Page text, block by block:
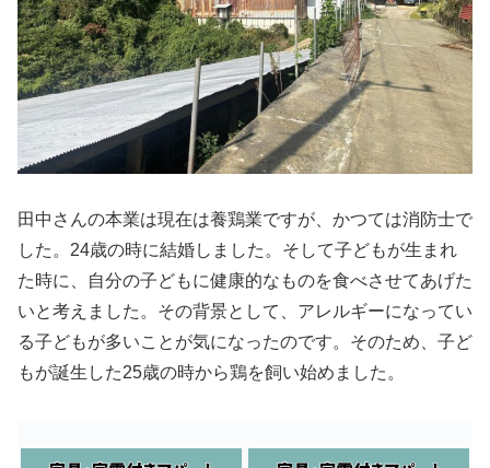
田中さんの本業は現在は養鶏業ですが、かつては消防士で
した。24歳の時に結婚しました。そして子どもが生まれ
た時に、自分の子どもに健康的なものを食べさせてあげた
いと考えました。その背景として、アレルギーになってい
る子どもが多いことが気になったのです。そのため、子ど
もが誕生した25歳の時から鶏を飼い始めました。